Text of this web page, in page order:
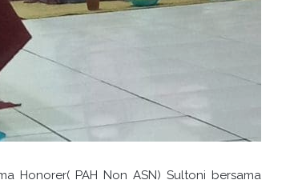
Honorer( PAH Non ASN) Sultoni bersama